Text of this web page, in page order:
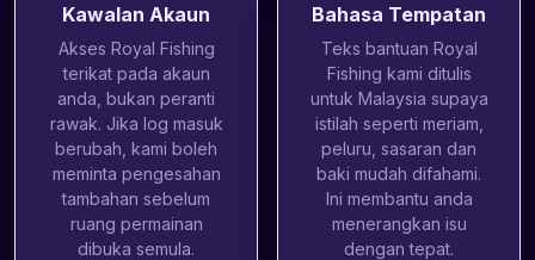
Kawalan Akaun
Akses Royal Fishing
terikat pada akaun
anda, bukan peranti
rawak. Jika log masuk
berubah, kami boleh
meminta pengesahan
tambahan sebelum
ruang permainan
dibuka semula.
Bahasa Tempatan
Teks bantuan Royal
Fishing kami ditulis
untuk Malaysia supaya
istilah seperti meriam,
peluru, sasaran dan
baki mudah difahami.
Ini membantu anda
menerangkan isu
dengan tepat.